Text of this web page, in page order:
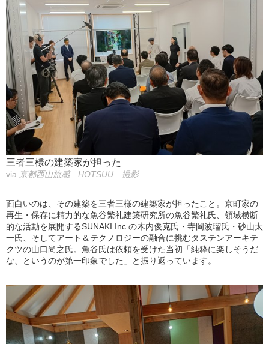
三者三様の建築家が担った
via 京都西山旅感 HOTSUU 撮影
面白いのは、その建築を三者三様の建築家が担ったこと。京町家の
再生・保存に精力的な魚谷繁礼建築研究所の魚谷繁礼氏、領域横断
的な活動を展開するSUNAKI Inc.の木内俊克氏・寺岡波瑠氏・砂山太
一氏、そしてアート＆テクノロジーの融合に挑むタステンアーキテ
クツの山口尚之氏。魚谷氏は依頼を受けた当初「純粋に楽しそうだ
な、というのが第一印象でした」と振り返っています。